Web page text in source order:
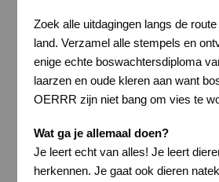
Zoek alle uitdagingen langs de
land. Verzamel alle stempels en
enige echte boswachtersdiploma
laarzen en oude kleren aan want
OERRR zijn niet bang om vies te
Wat ga je allemaal doen?
Je leert echt van alles! Je leert
herkennen. Je gaat ook dieren